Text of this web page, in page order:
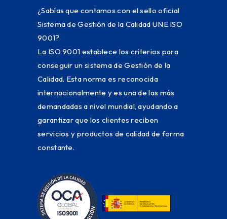
¿Sabías que contamos con el sello oficial
Sistema de Gestión de la Calidad UNE ISO
9001?
La ISO 9001 establece los criterios para
conseguir un sistema de Gestión de la
Calidad. Esta norma es reconocida
internacionalmente y es una de las más
demandadas a nivel mundial, ayudando a
garantizar que los clientes reciben
servicios y productos de calidad de forma
constante.